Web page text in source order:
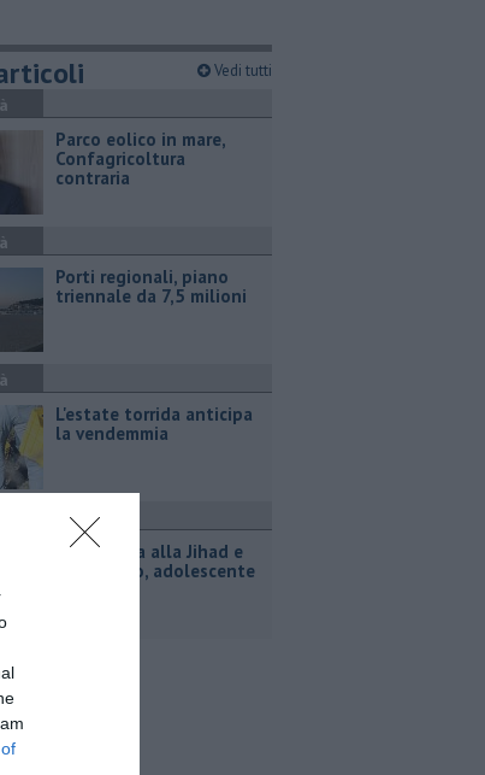
Vedi tutti
Parco eolico in mare,
Confagricoltura
contraria
Porti regionali, piano
triennale da 7,5 milioni
L'estate torrida anticipa
la vendemmia
Inneggiava alla Jihad e
al nazismo, adolescente